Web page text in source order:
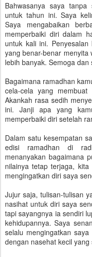
Bahwasanya saya tanpa
untuk tahun ini. Saya
Saya mengabaikan
memperbaiki diri dalam
untuk kali ini.
yang benar-benar menyita
lebih banyak. Semoga
Bagaimana ramadhan
cela-cela yang
Akankah rasa sedih
ini. Janji apa yang
memperbaiki diri setelah
Dalam satu kesempatan
edisi ramadhan di
menanyakan bagaimana
nilainya tetap terjaga,
mengingatkan diri saya
Jujur saja, tulisan-tulisan
nasihat untuk diri saya
tapi sayangnya ia sendiri
kehidupannya. Saya
selalu mengingatkan
dengan nasehat kecil